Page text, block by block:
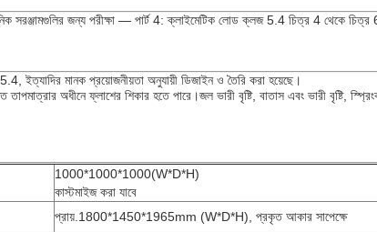
জন্য পরীক্ষা — পার্ট 4: ক্লাইমেটিক লোড ক্লজ 5.4 চিত্র 4 থেকে চিত্র
মানক প্রয়োজনীয়তা অনুযায়ী ডিজাইন ও তৈরি করা হয়েছে।
অধীনে ফ্লাশের শিকার হতে পারে।জল ভারী বৃষ্টি, বাতাস এবং ভারী বৃষ্টি,
1000*1000*1000(W*D*H)
কাস্টমাইজ করা যাবে
প্রায়.1800*1450*1965mm (W*D*H), প্রকৃত আকার সাপেক্ষে